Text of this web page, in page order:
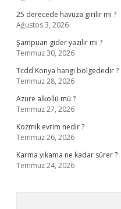
25 derecede havuza girilir mi ?
Ağustos 3, 2026
Şampuan gider yazılır mı ?
Temmuz 30, 2026
Tcdd Konya hangi bölgededir ?
Temmuz 28, 2026
Azure alkollü mü ?
Temmuz 27, 2026
Kozmik evrim nedir ?
Temmuz 26, 2026
Karma yıkama ne kadar sürer ?
Temmuz 24, 2026